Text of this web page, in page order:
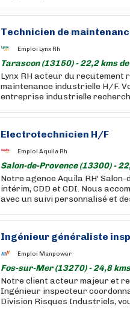
Technicien de
Emploi Lynx Rh
Tarascon (13150) - 22,2 kms
Lynx RH acteur du recutement
maintenance industrielle H/F.
entreprise industrielle
Electrotechnicien H/F
Emploi Aquila Rh
Salon-de-Provence (13300) -
Notre agence Aquila RH'
intérim, CDD et CDI. Nous
avec un suivi personnalisé et
Ingénieur généraliste
Emploi Manpower
Fos-sur-Mer (13270) - 24,8
Notre client acteur majeur et
Ingénieur inspecteur
Division Risques Industriels,